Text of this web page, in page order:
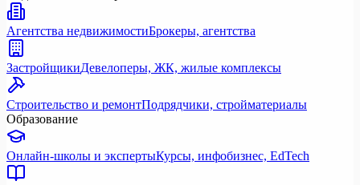
Агентства недвижимостиБрокеры, агентства
ЗастройщикиДевелоперы, ЖК, жилые комплексы
Строительство и ремонтПодрядчики, стройматериалы
Образование
Онлайн-школы и экспертыКурсы, инфобизнес, EdTech